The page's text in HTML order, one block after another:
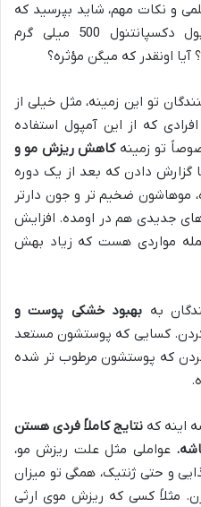
و نکات مهم، شاید بپرسید که
واقعاً تجربه کسایی که از آمپول دکسپانتنول 500 میلی گرم
اونقدر که میگن مؤثره؟
تو این زمینه، مثل خیلی از
که از این آمپول استفاده
تو زمینهکاهش ریزش مو و
گزارش دادن که بعد از یک دوره
موهاشون ضخیم تر و جون دارتر
جدیدی هم در اومده. افزایش
مواردی هست که زیاد بهش
به بهبود خشکی پوست و
کسایی که پوستشون مستعد
که پوستشون مرطوب تر شده
اینه که نتایج کاملاً فردی هستن
عواملی مثل علت ریزش مو،
و حتی ژنتیک، همگی تو میزان
مثلاً کسی که ریزش موی ارثی